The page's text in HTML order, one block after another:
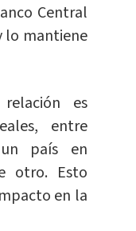
Central
lo mantiene
relación es
entre
país en
otro. Esto
en la